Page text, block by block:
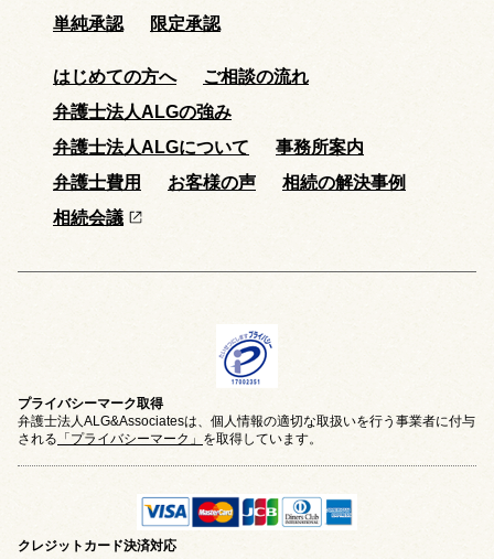
単純承認
限定承認
はじめての方へ
ご相談の流れ
弁護士法人ALGの強み
弁護士法人ALGについて
事務所案内
弁護士費用
お客様の声
相続の解決事例
相続会議
プライバシーマーク取得
弁護士法人ALG&Associatesは、個人情報の適切な取扱いを行う事業者に付与
される 「プライバシーマーク」 を取得しています。
クレジットカード決済対応